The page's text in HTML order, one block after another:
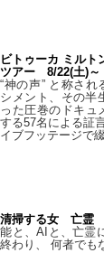
ビトゥーカ ミルト
ツアー 8/22(土)～
“神の声” と称さ
シメント、その半
った圧巻のドキュ
する57名による証
イブフッテージで
清掃する女 亡霊
能と、AIと、亡霊
終わり、 何者で